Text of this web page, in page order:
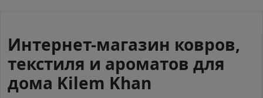
Интернет-магазин ковров,
текстиля и ароматов для
дома Kilem Khan